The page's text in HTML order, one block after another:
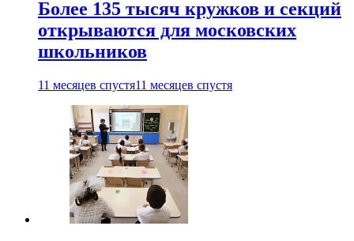
Более 135 тысяч кружков и секций
открываются для московских
школьников
11 месяцев спустя11 месяцев спустя